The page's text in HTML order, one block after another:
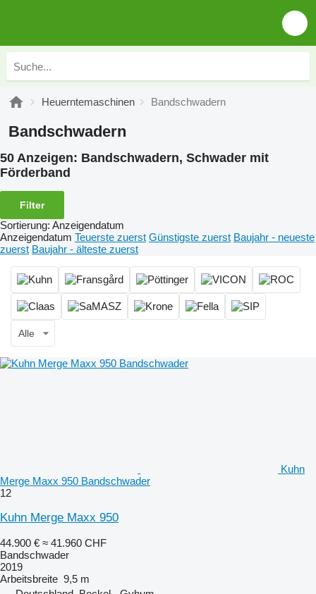
Heuerntemaschinen Bandschwadern
Bandschwadern
50 Anzeigen: Bandschwadern, Schwader mit
Förderband
Filter
Sortierung: Anzeigendatum
Anzeigendatum Teuerste zuerst Günstigste zuerst Baujahr - neueste
zuerst Baujahr - älteste zuerst
Alle
Kuhn
Merge Maxx 950 Bandschwader
12
Kuhn Merge Maxx 950
44.900 € ≈ 41.960 CHF
Bandschwader
2019
Arbeitsbreite 9,5 m